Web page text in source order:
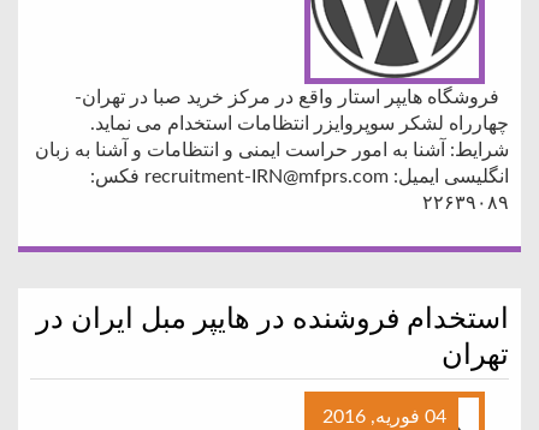
فروشگاه هایپر استار واقع در مرکز خرید صبا در تهران-
چهارراه لشکر سوپروایزر انتظامات استخدام می نماید.
شرایط: آشنا به امور حراست ایمنی و انتظامات و آشنا به زبان
انگلیسی ایمیل: recruitment-IRN@mfprs.com فکس:
۲۲۶۳۹۰۸۹
استخدام فروشنده در هایپر مبل ایران در
تهران
04 فوریه, 2016